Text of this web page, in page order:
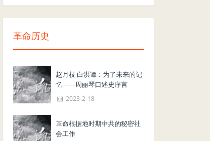
革命历史
赵月枝 白洪谭：为了未来的记
忆——周丽琴口述史序言
2023-2-18
革命根据地时期中共的秘密社
会工作